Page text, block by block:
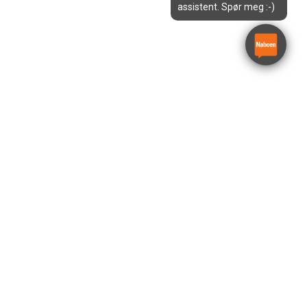
assistent. Spør meg :-)